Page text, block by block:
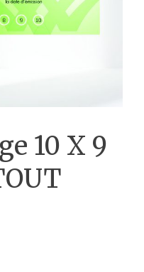
10 X 9